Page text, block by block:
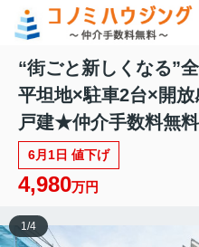
“街ごと新しくなる”
平坦地×駐車2台×開
戸建★仲介手数料無
6月1日 値下げ
4,980万円
1/4